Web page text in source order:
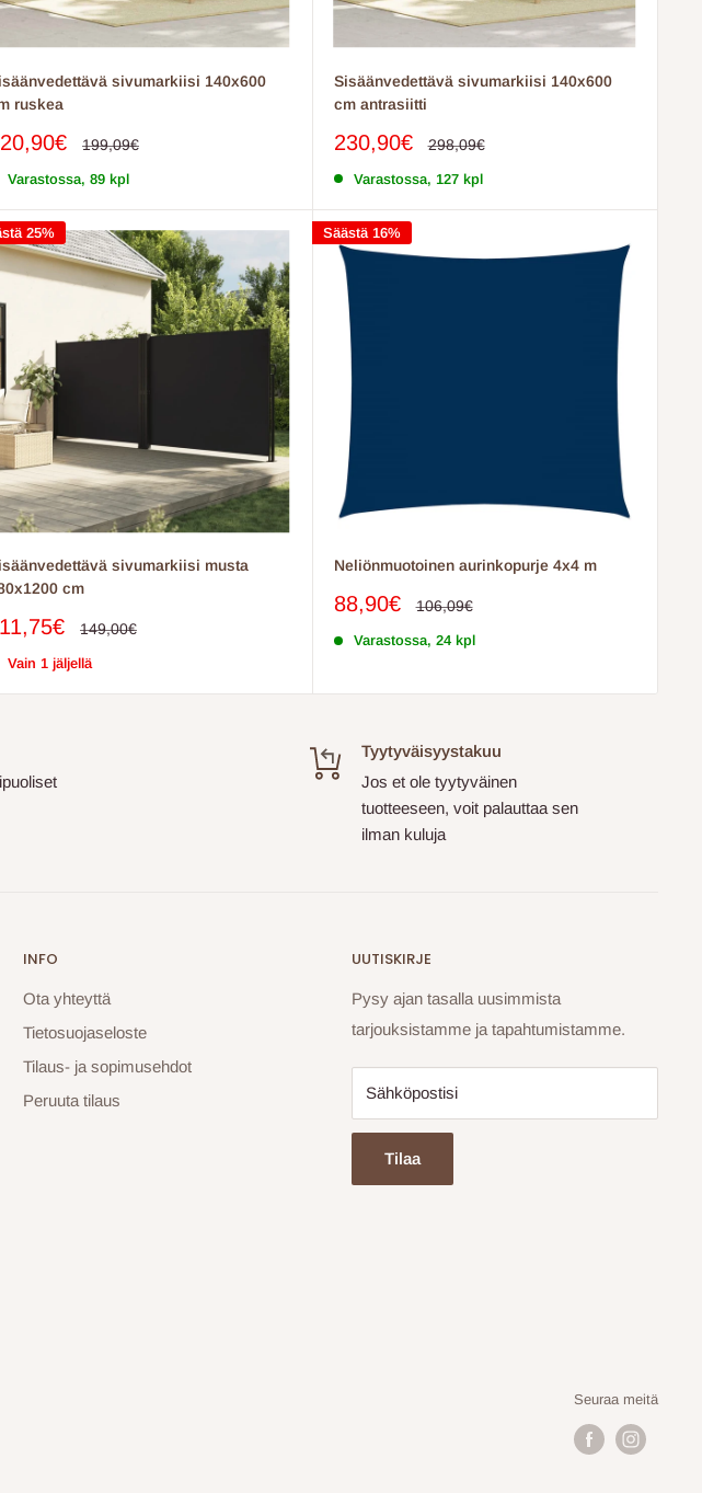
sivumarkiisi 140x600
ruskea
Normaalihinta
199,09€
Varastossa, 89 kpl
Sisäänvedettävä sivumarkiisi 140x600
cm antrasiitti
Myyntihinta
230,90€ Normaalihinta
298,09€
Varastossa, 127 kpl
25%
sivumarkiisi musta
cm
Normaalihinta
149,00€
Vain 1 jäljellä
Säästä 16%
Neliönmuotoinen aurinkopurje 4x4 m
Myyntihinta
88,90€ Normaalihinta
106,09€
Varastossa, 24 kpl
Tyytyväisyystakuu
Jos et ole tyytyväinen
tuotteeseen, voit palauttaa sen
ilman kuluja
INFO
Ota yhteyttä
Tietosuojaseloste
Tilaus- ja sopimusehdot
Peruuta tilaus
UUTISKIRJE
Pysy ajan tasalla uusimmista
tarjouksistamme ja tapahtumistamme.
Sähköpostisi
Tilaa
Seuraa meitä